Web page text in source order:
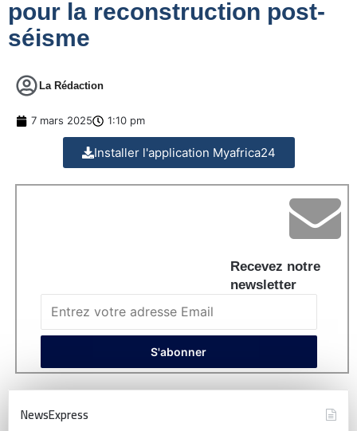
pour la reconstruction post-
séisme
La Rédaction
7 mars 2025 1:10 pm
Installer l'application Myafrica24
Recevez notre
newsletter
NewsExpress